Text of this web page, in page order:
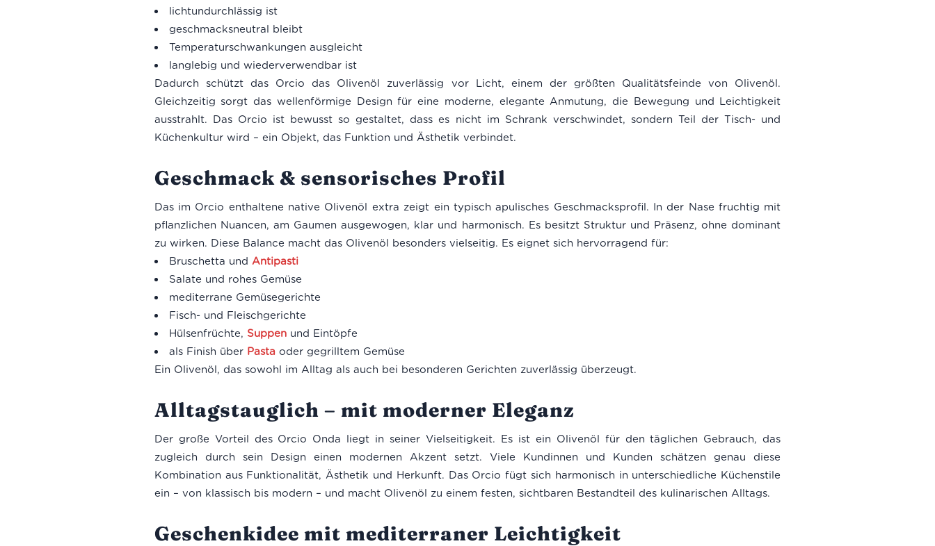
lichtundurchlässig ist
geschmacksneutral bleibt
Temperaturschwankungen ausgleicht
langlebig und wiederverwendbar ist
Dadurch schützt das Orcio das Olivenöl zuverlässig vor Licht, einem der größten Qualitätsfeinde von Olivenöl.
Gleichzeitig sorgt das wellenförmige Design für eine moderne, elegante Anmutung, die Bewegung und Leichtigkeit
ausstrahlt. Das Orcio ist bewusst so gestaltet, dass es nicht im Schrank verschwindet, sondern Teil der Tisch- und
Küchenkultur wird – ein Objekt, das Funktion und Ästhetik verbindet.
Geschmack & sensorisches Profil
Das im Orcio enthaltene native Olivenöl extra zeigt ein typisch apulisches Geschmacksprofil. In der Nase fruchtig mit
pflanzlichen Nuancen, am Gaumen ausgewogen, klar und harmonisch. Es besitzt Struktur und Präsenz, ohne dominant
zu wirken. Diese Balance macht das Olivenöl besonders vielseitig. Es eignet sich hervorragend für:
Bruschetta und Antipasti
Salate und rohes Gemüse
mediterrane Gemüsegerichte
Fisch- und Fleischgerichte
Hülsenfrüchte, Suppenund Eintöpfe
als Finish über Pastaoder gegrilltem Gemüse
Ein Olivenöl, das sowohl im Alltag als auch bei besonderen Gerichten zuverlässig überzeugt.
Alltagstauglich – mit moderner Eleganz
Der große Vorteil des Orcio Onda liegt in seiner Vielseitigkeit. Es ist ein Olivenöl für den täglichen Gebrauch, das
zugleich durch sein Design einen modernen Akzent setzt. Viele Kundinnen und Kunden schätzen genau diese
Kombination aus Funktionalität, Ästhetik und Herkunft. Das Orcio fügt sich harmonisch in unterschiedliche Küchenstile
ein – von klassisch bis modern – und macht Olivenöl zu einem festen, sichtbaren Bestandteil des kulinarischen Alltags.
Geschenkidee mit mediterraner Leichtigkeit